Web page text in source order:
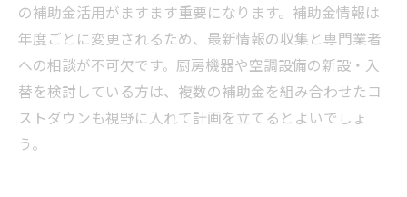
の補助金活用がますます重要になります。補助金情報は
年度ごとに変更されるため、最新情報の収集と専門業者
への相談が不可欠です。厨房機器や空調設備の新設・入
替を検討している方は、複数の補助金を組み合わせたコ
ストダウンも視野に入れて計画を立てるとよいでしょ
う。